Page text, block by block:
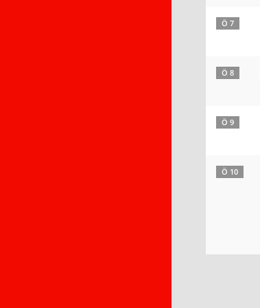
Ö 7
Ö 8
Ö 9
Ö 10